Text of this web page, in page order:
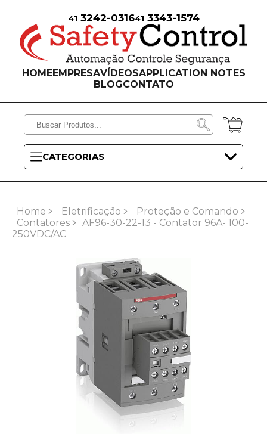
41 3242-031641 3343-1574
HOMEEMPRESAVÍDEOSAPPLICATION NOTES
BLOGCONTATO
CATEGORIAS
Home Eletrificação
Proteção e Comando
Contatores
AF96-30-22-13 - Contator 96A- 100-
250VDC/AC